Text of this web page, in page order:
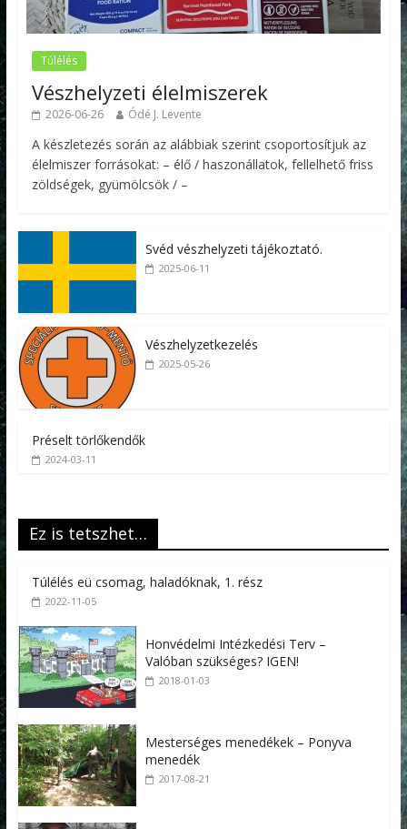
Túlélés
Vészhelyzeti élelmiszerek
2026-06-26 Ódé J. Levente
A készletezés során az alábbiak szerint csoportosítjuk az
élelmiszer forrásokat: – élő / haszonállatok, fellelhető friss
zöldségek, gyümölcsök / –
Svéd vészhelyzeti tájékoztató.
2025-06-11
Vészhelyzetkezelés
2025-05-26
Préselt törlőkendők
2024-03-11
Ez is tetszhet…
Túlélés eü csomag, haladóknak, 1. rész
2022-11-05
Honvédelmi Intézkedési Terv –
Valóban szükséges? IGEN!
2018-01-03
Mesterséges menedékek – Ponyva
menedék
2017-08-21